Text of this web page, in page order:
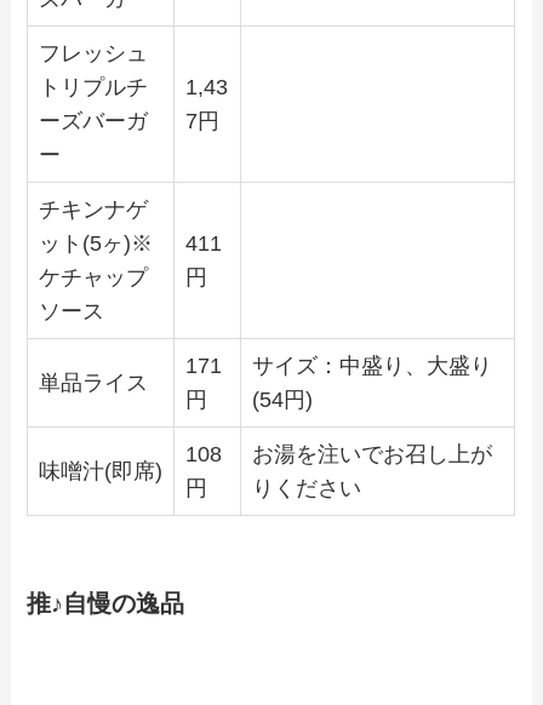
フレッシュ
トリプルチ
ーズバーガ
ー
1,43
7円
チキンナゲ
ット(5ヶ)※
ケチャップ
ソース
411
円
単品ライス
171
円
サイズ：中盛り、大盛り
(54円)
味噌汁(即席)
108
円
お湯を注いでお召し上が
りください
推♪自慢の逸品